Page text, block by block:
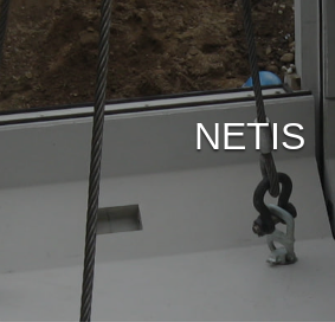
NETIS